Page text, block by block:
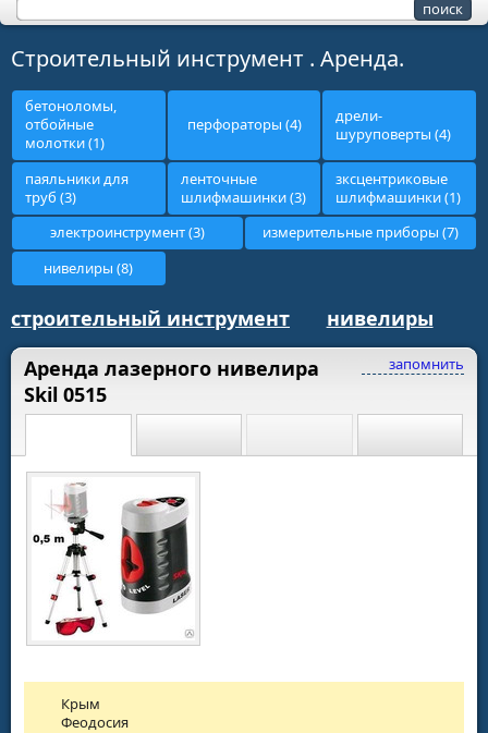
Строительный инструмент . Аренда.
бетоноломы,
отбойные
молотки (1)
перфораторы (4)
дрели-
шуруповерты (4)
паяльники для
труб (3)
ленточные
шлифмашинки (3)
зксцентриковые
шлифмашинки (1)
электроинструмент (3)
измерительные приборы (7)
нивелиры (8)
строительный инструмент нивелиры
запомнить
Аренда лазерного нивелира
Skil 0515
Крым
Феодосия